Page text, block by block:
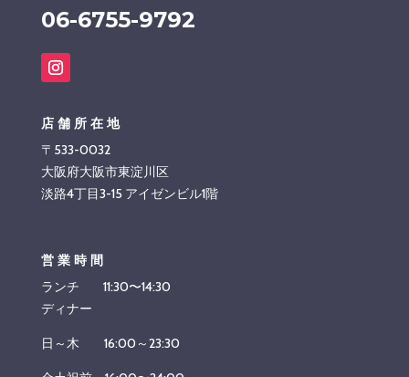
06-6755-9792
店舗所在地
〒533-0032
大阪府大阪市東淀川区
淡路4丁目3-15 アイゼンビル1階
営業時間
ランチ 11:30〜14:30
ディナー
日～木 16:00～23:30